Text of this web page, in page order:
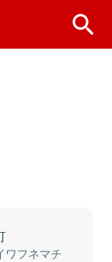
ワフネマチ